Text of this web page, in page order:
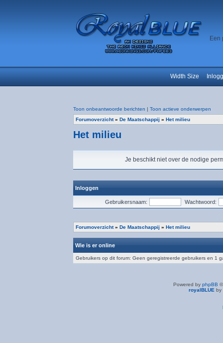
Een
Width Size
Toon onbeantwoorde berichten | Toon actieve onderwerpen
Forumoverzicht» De Maatschappij » Het milieu
Het milieu
Je beschikt niet over de nodige
Inloggen
Gebruikersnaam: Wachtwoord:
Forumoverzicht» De Maatschappij » Het milieu
Wie is er online
Gebruikers op dit forum: Geen geregistreerde gebruikers en 1
Powered by phpBB
royalBLUE by